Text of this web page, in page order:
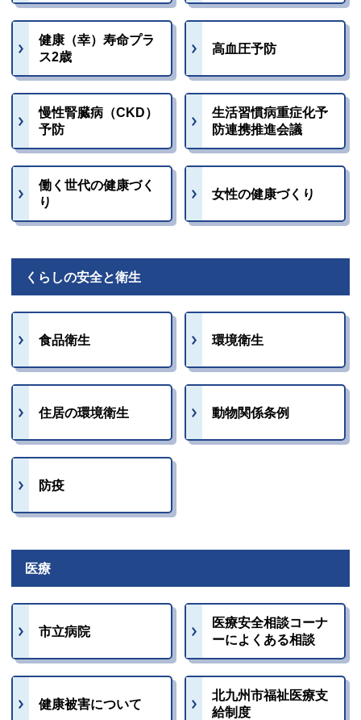
健康（幸）寿命プラ
ス2歳
高血圧予防
慢性腎臓病（CKD）
予防
生活習慣病重症化予
防連携推進会議
働く世代の健康づく
り
女性の健康づくり
くらしの安全と衛生
食品衛生 環境衛生
住居の環境衛生 動物関係条例
防疫
医療
市立病院
医療安全相談コーナ
ーによくある相談
健康被害について
北九州市福祉医療支
給制度